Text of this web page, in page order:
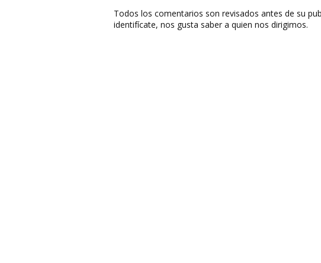
Todos los comentarios son revisados antes de su
identifícate, nos gusta saber a quien nos dirigimos.